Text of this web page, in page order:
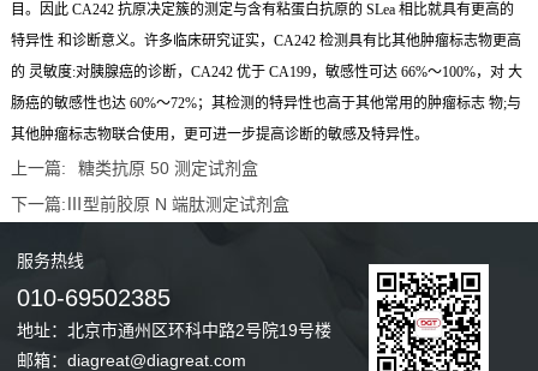
目。因此 CA242 抗原决定簇的测定与含有粘蛋白抗原的 SLea 相比就具有更高的
特异性 和诊断意义。许多临床研究证实，CA242 检测具有比其他肿瘤标志物更高
的 灵敏度:对胰腺癌的诊断，CA242 优于 CA199，敏感性可达 66%～100%，对 大
肠癌的敏感性也达 60%～72%；其检测的特异性也高于其他常用的肿瘤标志 物;与
其他肿瘤标志物联合使用，更可进一步提高诊断的敏感及特异性。
上一篇:
糖类抗原 50 测定试剂盒
下一篇: Ⅲ型前胶原 N 端肽测定试剂盒
服务热线
010-69502385
地址：北京市通州区环科中路2号院19号楼
邮箱：diagreat@diagreat.com